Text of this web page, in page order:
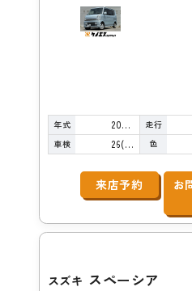
年式 2007年 走行
車検 26(R8)/12 色
来店予約
お
スズキ スペーシア